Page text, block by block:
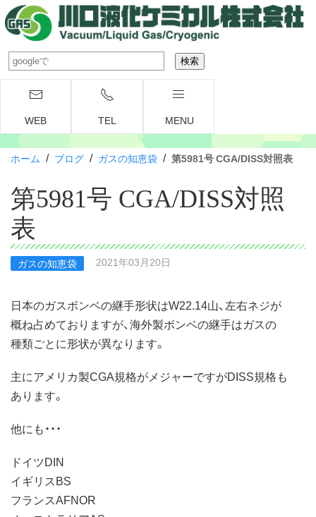
WEB TEL MENU
ホーム / ブログ / ガスの知恵袋 / 第5981号 CGA/DISS対照表
第5981号 CGA/DISS対照
表
ガスの知恵袋 2021年03月20日
日本のガスボンベの継手形状はW22.14山、左右ネジが
概ね占めておりますが、海外製ボンベの継手はガスの
種類ごとに形状が異なります。
主にアメリカ製CGA規格がメジャーですがDISS規格も
あります。
他にも・・・
ドイツDIN
イギリスBS
フランスAFNOR